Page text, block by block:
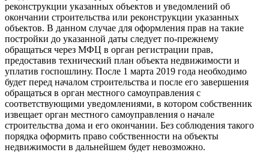
реконструкции указанных объектов и уведомлений об
окончании строительства или реконструкции указанных
объектов. В данном случае для оформления прав на такие
постройки до указанной даты следует по-прежнему
обращаться через МФЦ в орган регистрации прав,
предоставив технический план объекта недвижимости и
уплатив госпошлину. После 1 марта 2019 года необходимо
будет перед началом строительства и после его завершения
обращаться в орган местного самоуправления с
соответствующими уведомлениями, в котором собственник
извещает орган местного самоуправления о начале
строительства дома и его окончании. Без соблюдения такого
порядка оформить право собственности на объекты
недвижимости в дальнейшем будет невозможно.